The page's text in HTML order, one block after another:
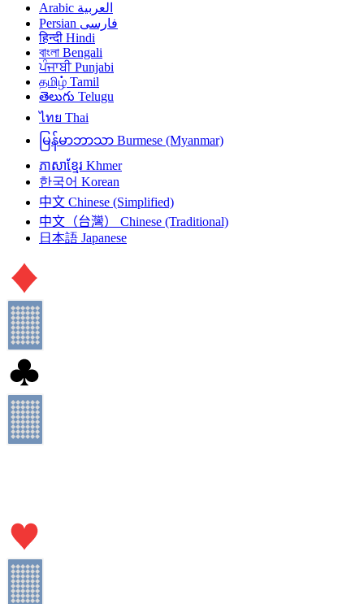
العربية Arabic
فارسی Persian
हिन्दी Hindi
বাংলা Bengali
ਪੰਜਾਬੀ Punjabi
தமிழ் Tamil
తెలుగు Telugu
ไทย Thai
မြန်မာဘာသာ Burmese (Myanmar)
ភាសាខ្មែរ Khmer
한국어 Korean
中文 Chinese (Simplified)
中文（台灣）
Chinese (Traditional)
日本語 Japanese